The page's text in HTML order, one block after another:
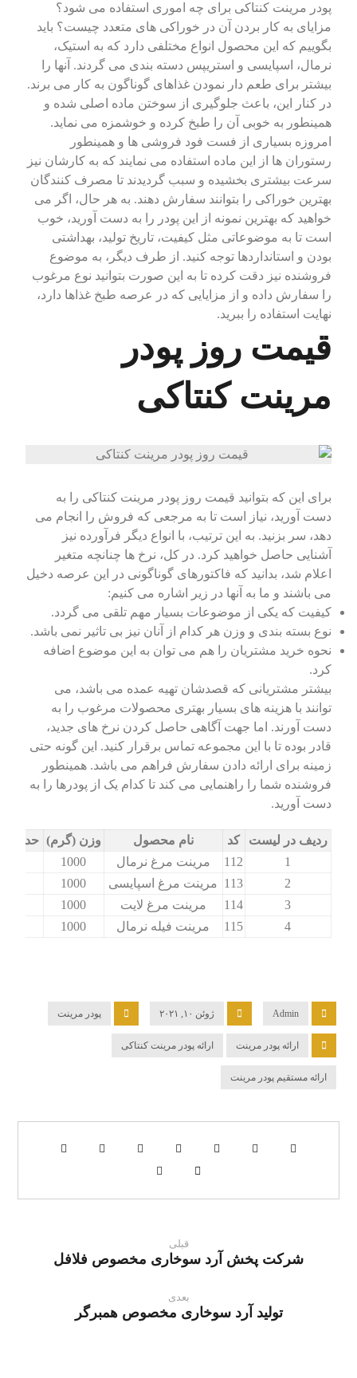
پودر مرینت کنتاکی برای چه اموری استفاده می شود؟
مزایای به کار بردن آن در خوراکی های متعدد چیست؟ باید
بگوییم که این محصول انواع مختلفی دارد که به استیک،
نرمال، اسپایسی و استریپس دسته بندی می گردند. آنها را
بیشتر برای طعم دار نمودن غذاهای گوناگون به کار می برند.
در کنار این، باعث جلوگیری از سوختن ماده اصلی شده و
همینطور به خوبی آن را طبخ کرده و خوشمزه می نماید.
امروزه بسیاری از فست فود فروشی ها و همینطور
رستوران ها از این ماده استفاده می نمایند که به کارشان نیز
سرعت بیشتری بخشیده و سبب گردیدند‌ تا مصرف کنندگان
بهترین خوراکی را بتوانند سفارش دهند. به هر حال، اگر می
خواهید که بهترین نمونه از این پودر را به دست آورید، خوب
است تا به موضوعاتی مثل کیفیت، تاریخ تولید، بهداشتی
بودن و استانداردها توجه کنید. از طرف دیگر، به موضوع
فروشنده نیز دقت کرده تا به این صورت بتوانید نوع مرغوب
را سفارش داده و از مزایایی که در عرصه طبخ غذاها دارد،
نهایت استفاده را ببرید.
قیمت روز پودر
مرینت کنتاکی
برای این که بتوانید قیمت روز پودر مرینت کنتاکی را به
دست آورید، نیاز است تا به مرجعی که فروش را انجام می
دهد، سر بزنید. به این ترتیب، با انواع دیگر فرآورده نیز
آشنایی حاصل خواهید کرد. در کل، نرخ ها چنانچه متغیر
اعلام شد، بدانید که فاکتورهای گوناگونی در این عرصه دخیل
می باشند و ما به آنها در زیر اشاره می کنیم:
کیفیت که یکی از موضوعات بسیار مهم تلقی می گردد.
نوع بسته بندی و وزن هر کدام از آنان نیز بی تاثیر نمی باشد.
نحوه خرید مشتریان را هم می توان به این موضوع اضافه
کرد.
بیشتر مشتریانی که قصدشان تهیه عمده می باشد، می
توانند با هزینه های بسیار بهتری محصولات مرغوب را به
دست آورند. اما جهت آگاهی حاصل کردن نرخ های جدید،
قادر بوده تا با این مجموعه تماس برقرار کنید. این گونه حتی
زمینه برای ارائه دادن سفارش فراهم می باشد. همینطور
فروشنده شما را راهنمایی می کند تا کدام یک از پودرها را به
دست آورید.
ردیف در لیست کد نام محصول وزن (گرم) حداقل
1
112 مرینت مرغ نرمال
1000
2
113 مرینت مرغ اسپایسی
1000
3
114 مرینت مرغ لایت
1000
4
115 مرینت فیله نرمال 1000
Admin ژوئن ۱۰, ۲۰۲۱ پودر مرینت
ارائه پودر مرینت ارائه پودر مرینت کنتاکی
ارائه مستقیم پودر مرینت
قبلی
شرکت پخش آرد سوخاری مخصوص فلافل
بعدی
تولید آرد سوخاری مخصوص همبرگر